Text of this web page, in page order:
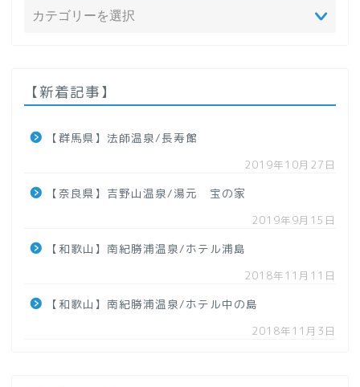
【新着記事】
【群馬県】法師温泉/長寿館
2019年10月27日
【奈良県】吉野山温泉/湯元 宝の家
2019年9月15日
【和歌山】南紀勝浦温泉/ホテル浦島
2018年11月11日
【和歌山】南紀勝浦温泉/ホテル中の島
2018年11月3日
東北地方
【青森県】
【秋田県】